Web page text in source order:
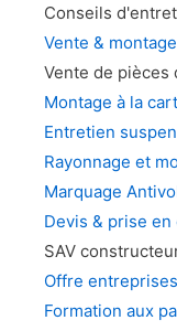
Conseils
Vente &
Vente de pièces
Montage à la
Entretien
Rayonnage et
Marquage
Devis & prise
SAV
Offre entreprises
Formation aux